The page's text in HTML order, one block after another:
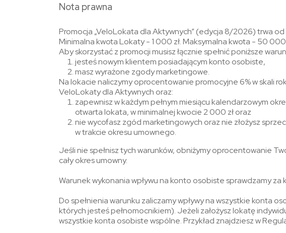
Nota prawna
Promocja „VeloLokata dla Aktywnych” (edycja 8/2026) trwa
Minimalna kwota Lokaty - 1 000 zł. Maksymalna kwota - 50 000
Aby skorzystać z promocji musisz łącznie spełnić poniższe
jesteś nowym klientem posiadającym konto osobiste,
masz wyrażone zgody marketingowe.
Na lokacie naliczymy oprocentowanie promocyjne 6% w skali
VeloLokaty dla Aktywnych oraz:
zapewnisz w każdym pełnym miesiącu kalendarzowym
otwarta lokata, w minimalnej kwocie 2 000 zł oraz
nie wycofasz zgód marketingowych oraz nie złożysz
w trakcie okresu umownego.
Jeśli nie spełnisz tych warunków, obniżymy oprocentowanie
cały okres umowny.
Warunek wykonania wpływu na konto osobiste sprawdzamy
Do spełnienia warunku zaliczamy wpływy na wszystkie konta
których jesteś pełnomocnikiem). Jeżeli założysz lokatę
wszystkie konta osobiste wspólne. Przykład znajdziesz w